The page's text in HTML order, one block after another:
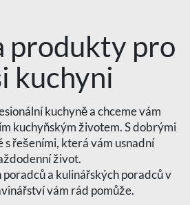
produkty pro
kuchyni
kuchyně a chceme vám
kuchyňským životem. S dobrými
s řešeními, která vám usnadní
život.
a kulinářských poradců v
vám rád pomůže.